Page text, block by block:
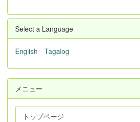
Select a Language
English Tagalog
メニュー
トップページ